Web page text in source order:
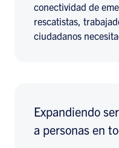
conectividad de
rescatistas,
ciudadanos
Expandiendo
a personas en